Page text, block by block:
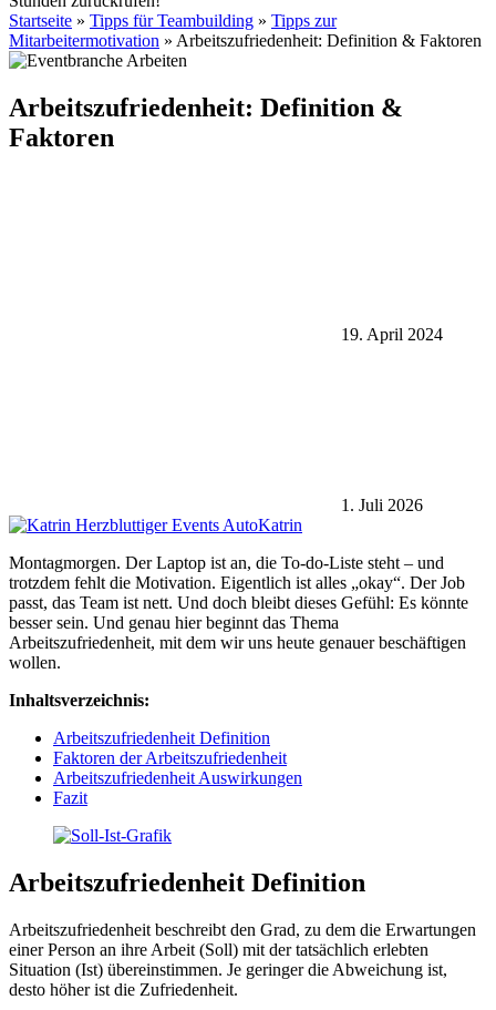
Startseite » Tipps für Teambuilding » Tipps zur
Mitarbeitermotivation » Arbeitszufriedenheit: Definition & Faktoren
Arbeitszufriedenheit: Definition &
Faktoren
19. April 2024
1. Juli 2026
Katrin
Montagmorgen. Der Laptop ist an, die To-do-Liste steht – und
trotzdem fehlt die Motivation. Eigentlich ist alles „okay“. Der Job
passt, das Team ist nett. Und doch bleibt dieses Gefühl: Es könnte
besser sein. Und genau hier beginnt das Thema
Arbeitszufriedenheit, mit dem wir uns heute genauer beschäftigen
wollen.
Inhaltsverzeichnis:
Arbeitszufriedenheit Definition
Faktoren der Arbeitszufriedenheit
Arbeitszufriedenheit Auswirkungen
Fazit
Arbeitszufriedenheit Definition
Arbeitszufriedenheit beschreibt den Grad, zu dem die Erwartungen
einer Person an ihre Arbeit (Soll) mit der tatsächlich erlebten
Situation (Ist) übereinstimmen. Je geringer die Abweichung ist,
desto höher ist die Zufriedenheit.